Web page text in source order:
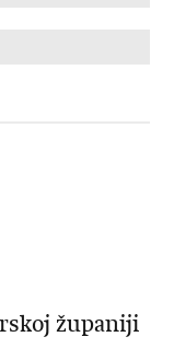
županiji